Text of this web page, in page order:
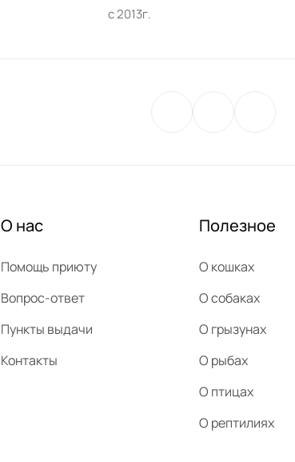
с 2013г.
О нас
Помощь приюту
Вопрос-ответ
Пункты выдачи
Контакты
Полезное
О кошках
О собаках
О грызунах
О рыбах
О птицах
О рептилиях